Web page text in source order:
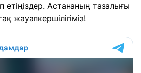
етіңіздер. Астананың тазалығы
жауапкершілігіміз!